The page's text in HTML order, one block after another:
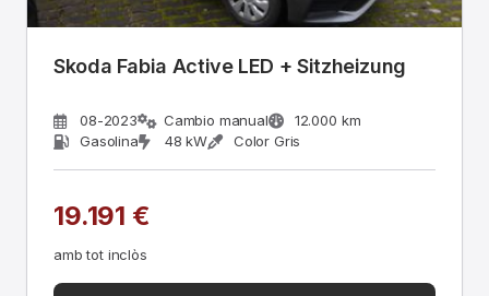
Skoda Fabia Active LED + Sitzheizung
08-2023 Cambio manual
12.000 km
Gasolina
48 kW Color Gris
19.191 €
amb tot inclòs